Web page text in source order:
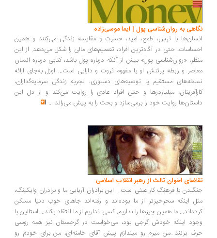
به روان‌شناسی پول | ایما موسی‌زاده
با ترس، طمع، امید، حسرت و مقایسه زندگی می‌کنند و همین
حتی در آگاه‌ترین افراد، تصمیم‌های مالی را شکل می‌دهد. از این
«روان‌شناسی پول» بیش از آنکه درباره پول باشد، کتابی درباره انسان
و رابطه پرتنش او با مفهوم ثروت و دارایی است... اوزل به‌جای ارائه
مستقیم یا توصیه‌های دستوری، تجربه زندگی سرمایه‌گذاران،
میلیاردرها و حتی افراد عادی را روایت می‌کند و از دل این
روایت خود را برمی‌سازد و بحث را به پیش می‌راند...
اخوان ثالث از رهبر انقلاب اسلامی
با فرهنگ کار عبثی است... این برادران آریایی ما و برادران وایکینگ،
اینکه سحرخیزتر از ما بوده‌اند و رفته‌اند جاهای خوب دنیا مسکن
ما همین چیزها را نداریم. کسی نداریم از ما انتقاد بکند... استالین با
اینکه خودش گرجی بود، می‌خواست در گرجستان نیز همه روسی
بزنند...من میرم رو میندازم پیش آقای خامنه‌ای، من برای خودم رو